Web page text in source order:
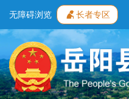
无障碍浏览 长者专区